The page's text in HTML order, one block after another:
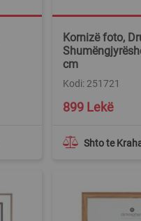
Kornizë foto,
cm
Kodi: 251721
Shto te
899 Lekë